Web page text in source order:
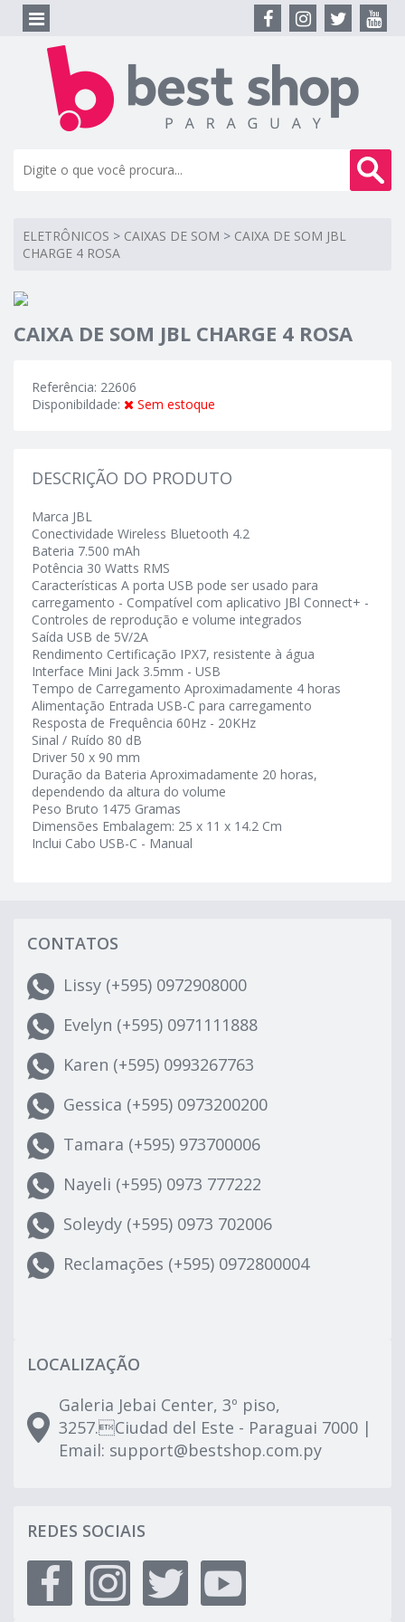
ELETRÔNICOS > CAIXAS DE SOM > CAIXA DE SOM JBL
CHARGE 4 ROSA
CAIXA DE SOM JBL CHARGE 4 ROSA
Referência: 22606
Disponibildade:
Sem estoque
DESCRIÇÃO DO PRODUTO
Marca JBL
Conectividade Wireless Bluetooth 4.2
Bateria 7.500 mAh
Potência 30 Watts RMS
Características A porta USB pode ser usado para
carregamento - Compatível com aplicativo JBl Connect+ -
Controles de reprodução e volume integrados
Saída USB de 5V/2A
Rendimento Certificação IPX7, resistente à água
Interface Mini Jack 3.5mm - USB
Tempo de Carregamento Aproximadamente 4 horas
Alimentação Entrada USB-C para carregamento
Resposta de Frequência 60Hz - 20KHz
Sinal / Ruído 80 dB
Driver 50 x 90 mm
Duração da Bateria Aproximadamente 20 horas,
dependendo da altura do volume
Peso Bruto 1475 Gramas
Dimensões Embalagem: 25 x 11 x 14.2 Cm
Inclui Cabo USB-C - Manual
CONTATOS
Lissy (+595) 0972908000
Evelyn (+595) 0971111888
Karen (+595) 0993267763
Gessica (+595) 0973200200
Tamara (+595) 973700006
Nayeli (+595) 0973 777222
Soleydy (+595) 0973 702006
Reclamações (+595) 0972800004
LOCALIZAÇÃO
Galeria Jebai Center, 3º piso,
3257.Ciudad del Este - Paraguai 7000 |
Email: support@bestshop.com.py
REDES SOCIAIS